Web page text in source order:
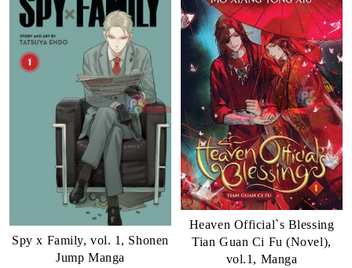
Spy x Family, vol. 1, Shonen
Jump Manga
Heaven Official`s Blessing
Tian Guan Ci Fu (Novel),
vol.1, Manga